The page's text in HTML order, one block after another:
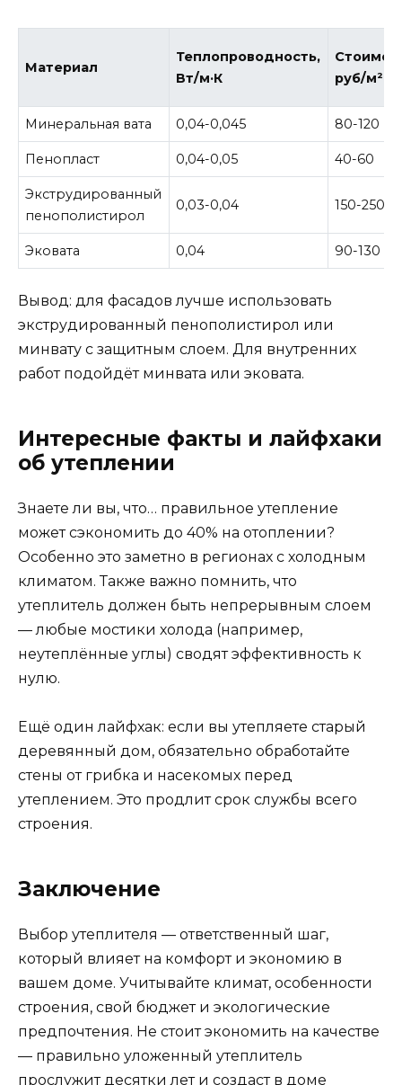
Материал
Теплопроводность,
Вт/м·К
руб/м²
Минеральная вата 0,04-0,045 80-120
Пенопласт 0,04-0,05 40-60
Экструдированный
пенополистирол
0,03-0,04 150-250
Эковата 0,04 90-130
Вывод: для фасадов лучше использовать
экструдированный пенополистирол или
минвату с защитным слоем. Для внутренних
работ подойдёт минвата или эковата.
Интересные факты и лайфхаки
об утеплении
Знаете ли вы, что… правильное утепление
может сэкономить до 40% на отоплении?
Особенно это заметно в регионах с холодным
климатом. Также важно помнить, что
утеплитель должен быть непрерывным слоем
— любые мостики холода (например,
неутеплённые углы) сводят эффективность к
нулю.
Ещё один лайфхак: если вы утепляете старый
деревянный дом, обязательно обработайте
стены от грибка и насекомых перед
утеплением. Это продлит срок службы всего
строения.
Заключение
Выбор утеплителя — ответственный шаг,
который влияет на комфорт и экономию в
вашем доме. Учитывайте климат, особенности
строения, свой бюджет и экологические
предпочтения. Не стоит экономить на качестве
— правильно уложенный утеплитель
прослужит десятки лет и создаст в доме